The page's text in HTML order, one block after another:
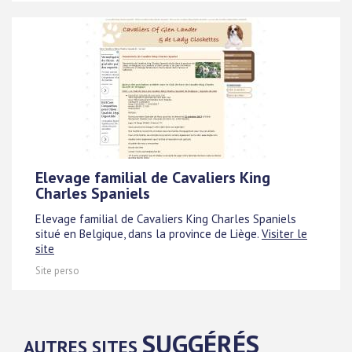
Elevage familial de Cavaliers King
Charles Spaniels
Elevage familial de Cavaliers King Charles Spaniels
situé en Belgique, dans la province de Liège. Visiter le
site
Site perso
AUTRES SITES SUGGÉRÉS